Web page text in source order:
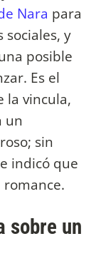
Nara para
y
posible
Es el
la vincula,
un
sin
indicó que
sobre un